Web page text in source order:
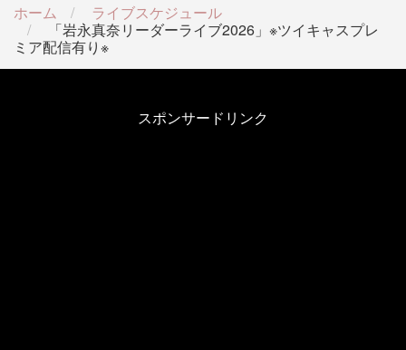
ホーム
ライブスケジュール
「岩永真奈リーダーライブ2026」※ツイキャスプレ
ミア配信有り※
スポンサードリンク